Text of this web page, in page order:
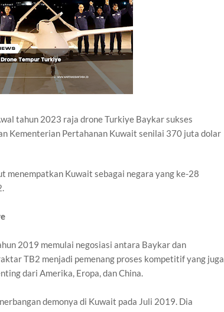
tahun 2023 raja drone Turkiye Baykar sukses
Kementerian Pertahanan Kuwait senilai 370 juta dolar
menempatkan Kuwait sebagai negara yang ke-28
2019 memulai negosiasi antara Baykar dan
TB2 menjadi pemenang proses kompetitif yang juga
dari Amerika, Eropa, dan China.
demonya di Kuwait pada Juli 2019. Dia